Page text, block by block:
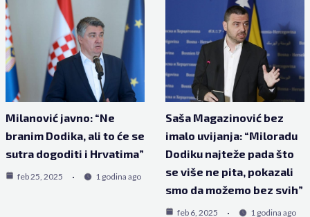
Milanović javno: “Ne
branim Dodika, ali to će se
sutra dogoditi i Hrvatima”
feb 25, 2025 1 godina ago
Saša Magazinović bez
imalo uvijanja: “Miloradu
Dodiku najteže pada što
se više ne pita, pokazali
smo da možemo bez svih”
feb 6, 2025 1 godina ago